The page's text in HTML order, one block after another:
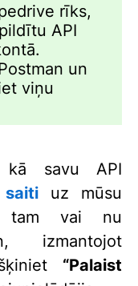
rīks,
API
un
viņu
kā savu API
uz mūsu
tam vai nu
izmantojot
“Palaist